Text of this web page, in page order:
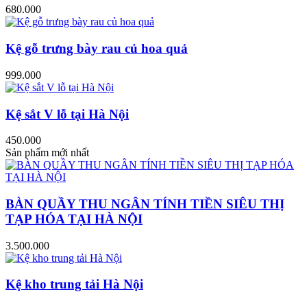
680.000
Kệ gỗ trưng bày rau củ hoa quả
999.000
Kệ sắt V lỗ tại Hà Nội
450.000
Sản phẩm mới nhất
BÀN QUẦY THU NGÂN TÍNH TIỀN SIÊU THỊ
TẠP HÓA TẠI HÀ NỘI
3.500.000
Kệ kho trung tải Hà Nội